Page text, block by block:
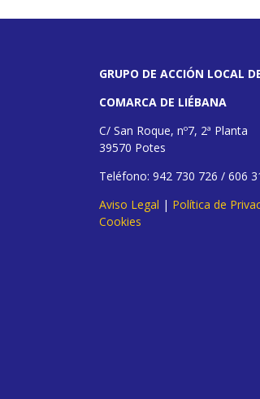
GRUPO DE ACCIÓN LOCAL
COMARCA DE LIÉBANA
C/ San Roque, nº7, 2ª Planta
39570 Potes
Teléfono: 942 730 726 / 606
Aviso Legal | Política de
Cookies